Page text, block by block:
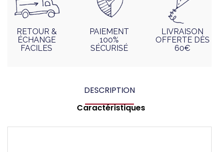
RETOUR &
ÉCHANGE
FACILES
PAIEMENT
100%
SÉCURISÉ
LIVRAISON
OFFERTE DÈS
60€
DESCRIPTION
Caractéristiques